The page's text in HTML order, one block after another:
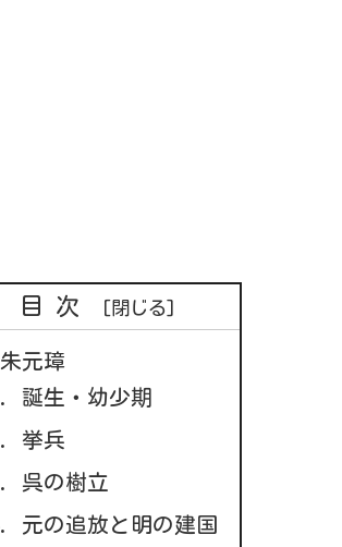
目次
朱元璋
誕生・幼少期
挙兵
呉の樹立
元の追放と明の建国